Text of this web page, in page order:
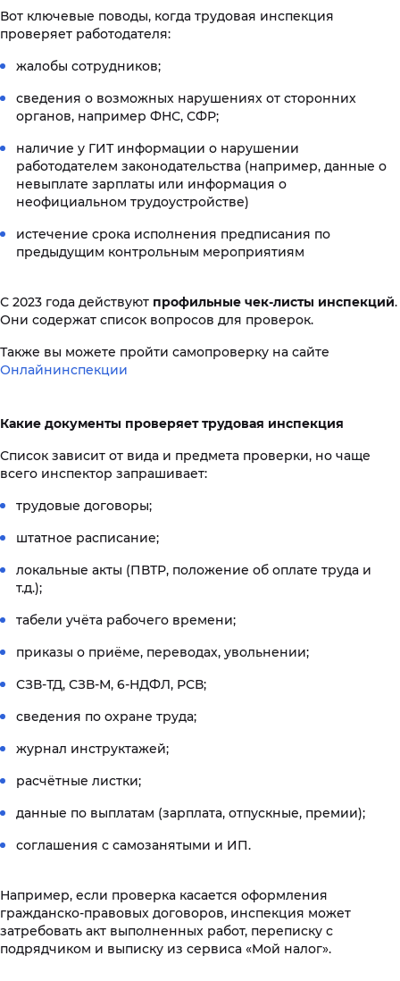
Вот ключевые поводы, когда трудовая инспекция
проверяет работодателя:
жалобы сотрудников;
сведения о возможных нарушениях от сторонних
органов, например ФНС, СФР;
наличие у ГИТ информации о нарушении
работодателем законодательства (например, данные о
невыплате зарплаты или информация о
неофициальном трудоустройстве)
истечение срока исполнения предписания по
предыдущим контрольным мероприятиям
С 2023 года действуют профильные чек-листы инспекций.
Они содержат список вопросов для проверок.
Также вы можете пройти самопроверку на сайте
Онлайнинспекции
Какие документы проверяет трудовая инспекция
Список зависит от вида и предмета проверки, но чаще
всего инспектор запрашивает:
трудовые договоры;
штатное расписание;
локальные акты (ПВТР, положение об оплате труда и
т.д.);
табели учёта рабочего времени;
приказы о приёме, переводах, увольнении;
СЗВ-ТД, СЗВ-М, 6-НДФЛ, РСВ;
сведения по охране труда;
журнал инструктажей;
расчётные листки;
данные по выплатам (зарплата, отпускные, премии);
соглашения с самозанятыми и ИП.
Например, если проверка касается оформления
гражданско-правовых договоров, инспекция может
затребовать акт выполненных работ, переписку с
подрядчиком и выписку из сервиса «Мой налог».